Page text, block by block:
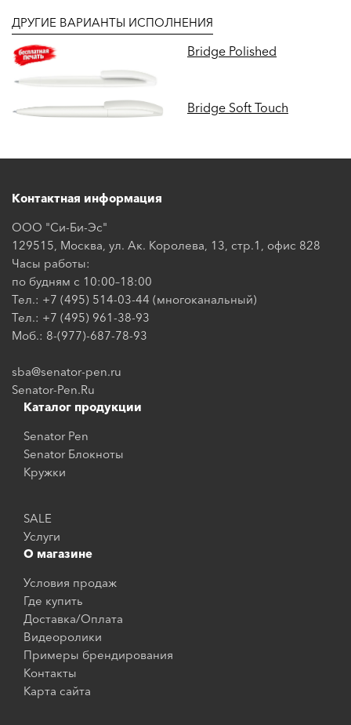
ДРУГИЕ ВАРИАНТЫ ИСПОЛНЕНИЯ
Bridge Polished
Bridge Soft Touch
Контактная информация
ООО "Си-Би-Эс"
129515, Москва, ул. Ак. Королева, 13, стр.1, офис 828
Часы работы:
по будням с 10:00–18:00
Тел.: +7 (495) 514-03-44 (многоканальный)
Тел.: +7 (495) 961-38-93
Моб.: 8-(977)-687-78-93
sba@senator-pen.ru
Senator-Pen.Ru
Каталог продукции
Senator Pen
Senator Блокноты
Кружки
SALE
Услуги
О магазине
Условия продаж
Где купить
Доставка/Оплата
Видеоролики
Примеры брендирования
Контакты
Карта сайта